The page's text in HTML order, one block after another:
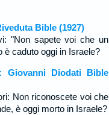
Bible (1927)
"Non sapete voi che un
è caduto oggi in Israele?
Giovanni Diodati Bible
Non riconoscete voi che
è oggi morto in Israele?